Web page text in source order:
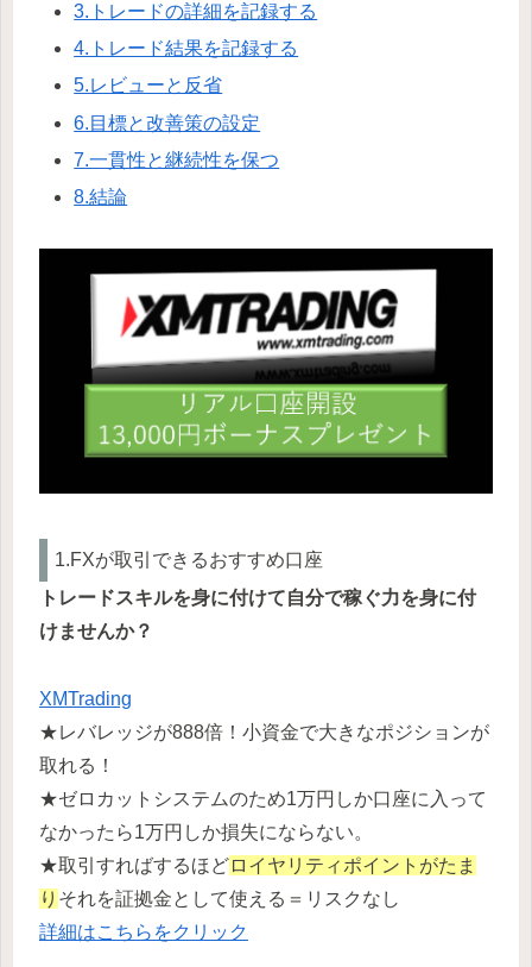
3.トレードの詳細を記録する
4.トレード結果を記録する
5.レビューと反省
6.目標と改善策の設定
7.一貫性と継続性を保つ
8.結論
1.FXが取引できるおすすめ口座
トレードスキルを身に付けて自分で稼ぐ力を身に付
けませんか？
XMTrading
★レバレッジが888倍！小資金で大きなポジションが
取れる！
★ゼロカットシステムのため1万円しか口座に入って
なかったら1万円しか損失にならない。
★取引すればするほどロイヤリティポイントがたま
り それを証拠金として使える＝リスクなし
詳細はこちらをクリック